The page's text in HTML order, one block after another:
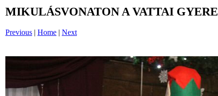
MIKULÁSVONATON A VATTAI
Previous | Home | Next